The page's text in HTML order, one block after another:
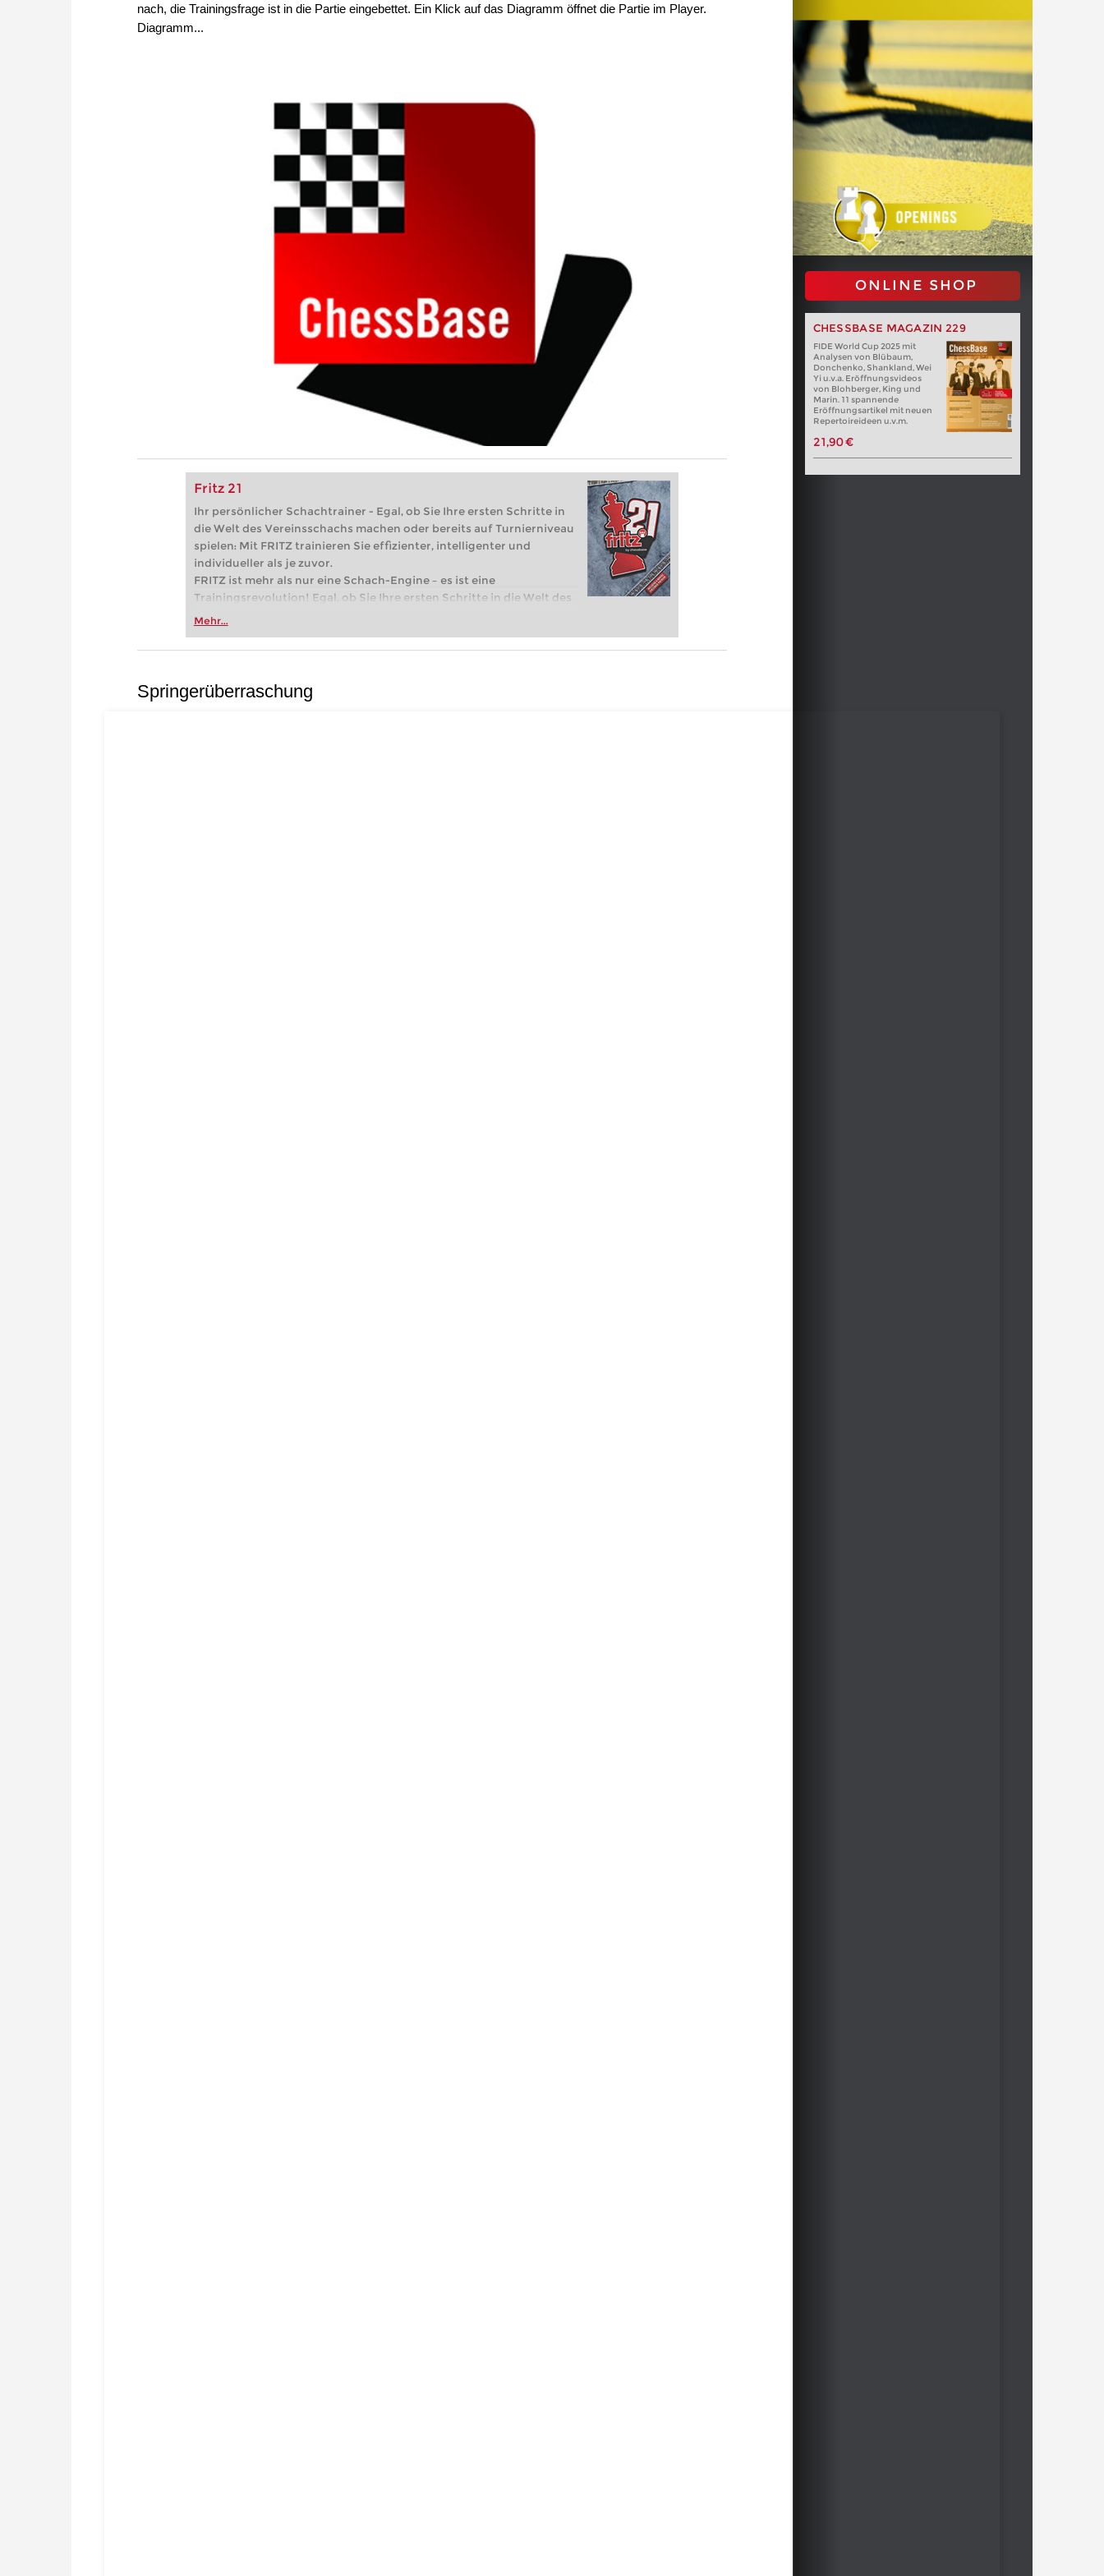
nach, die Trainingsfrage ist in die Partie eingebettet. Ein Klick auf das Diagramm öffnet die Partie im Player.
Diagramm...
Fritz 21
Ihr persönlicher Schachtrainer - Egal, ob Sie Ihre ersten Schritte in
die Welt des Vereinsschachs machen oder bereits auf Turnierniveau
spielen: Mit FRITZ trainieren Sie effizienter, intelligenter und
individueller als je zuvor.
FRITZ ist mehr als nur eine Schach-Engine – es ist eine
Trainingsrevolution! Egal, ob Sie Ihre ersten Schritte in die Welt des
Vereinsschachs machen oder bereits auf Turnierniveau spielen: Mit
zuvor.
Mehr...
ONLINE SHOP
CHESSBASE MAGAZIN 229
FIDE World Cup 2025 mit
Analysen von Blübaum,
Donchenko, Shankland, Wei
Yi u.v.a. Eröffnungsvideos
von Blohberger, King und
Marin. 11 spannende
Eröffnungsartikel mit neuen
Repertoireideen u.v.m.
21,90 €
Springerüberraschung